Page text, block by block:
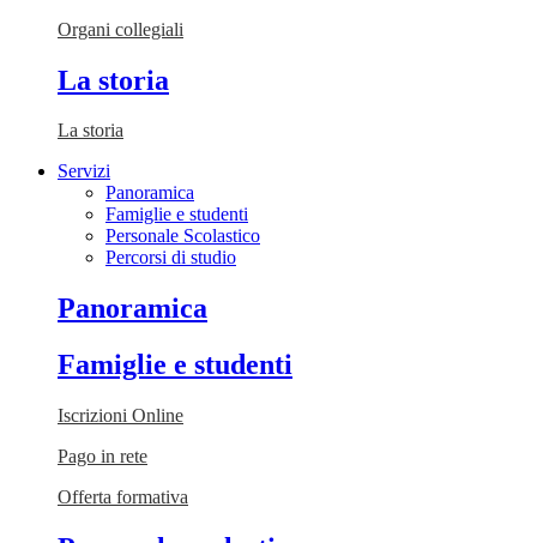
Organi collegiali
La storia
La storia
Servizi
Panoramica
Famiglie e studenti
Personale Scolastico
Percorsi di studio
Panoramica
Famiglie e studenti
Iscrizioni Online
Pago in rete
Offerta formativa